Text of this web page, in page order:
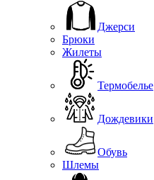
Джерси
Брюки
Жилеты
Термобелье
Дождевики
Обувь
Шлемы